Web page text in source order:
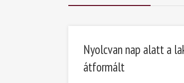
Nyolcvan nap alatt a
átformált